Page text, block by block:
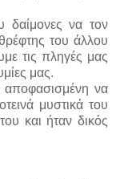
δαίμονες να τον
του άλλου
τις πληγές μας
μας.
να
μυστικά του
και ήταν δικός